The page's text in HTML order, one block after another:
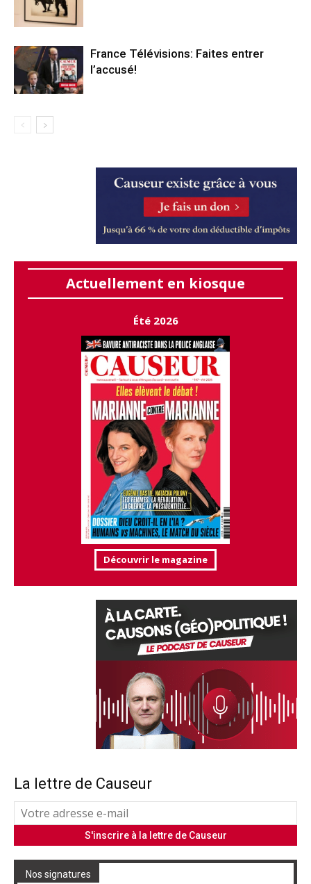
France Télévisions: Faites entrer
l’accusé!
Actuellement en kiosque
Été 2026
Découvrir le magazine
La lettre de Causeur
Nos signatures